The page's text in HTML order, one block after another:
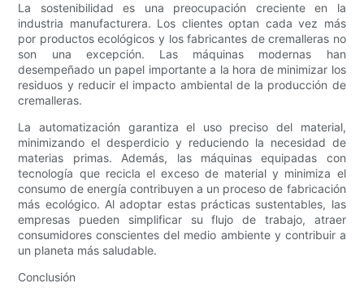
La sostenibilidad es una preocupación creciente en la
industria manufacturera. Los clientes optan cada vez más
por productos ecológicos y los fabricantes de cremalleras no
son una excepción. Las máquinas modernas han
desempeñado un papel importante a la hora de minimizar los
residuos y reducir el impacto ambiental de la producción de
cremalleras.
La automatización garantiza el uso preciso del material,
minimizando el desperdicio y reduciendo la necesidad de
materias primas. Además, las máquinas equipadas con
tecnología que recicla el exceso de material y minimiza el
consumo de energía contribuyen a un proceso de fabricación
más ecológico. Al adoptar estas prácticas sustentables, las
empresas pueden simplificar su flujo de trabajo, atraer
consumidores conscientes del medio ambiente y contribuir a
un planeta más saludable.
Conclusión